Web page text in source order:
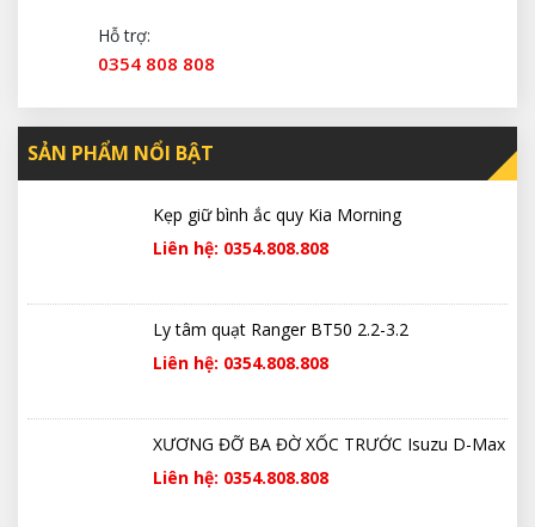
Hỗ trợ:
0354 808 808
SẢN PHẨM NỔI BẬT
Kẹp giữ bình ắc quy Kia Morning
Liên hệ: 0354.808.808
Ly tâm quạt Ranger BT50 2.2-3.2
Liên hệ: 0354.808.808
XƯƠNG ĐỠ BA ĐỜ XỐC TRƯỚC Isuzu D-Max
Liên hệ: 0354.808.808